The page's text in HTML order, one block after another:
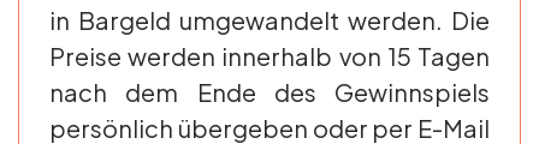
in Bargeld umgewandelt werden. Die
Preise werden innerhalb von 15 Tagen
nach dem Ende des Gewinnspiels
persönlich übergeben oder per E-Mail